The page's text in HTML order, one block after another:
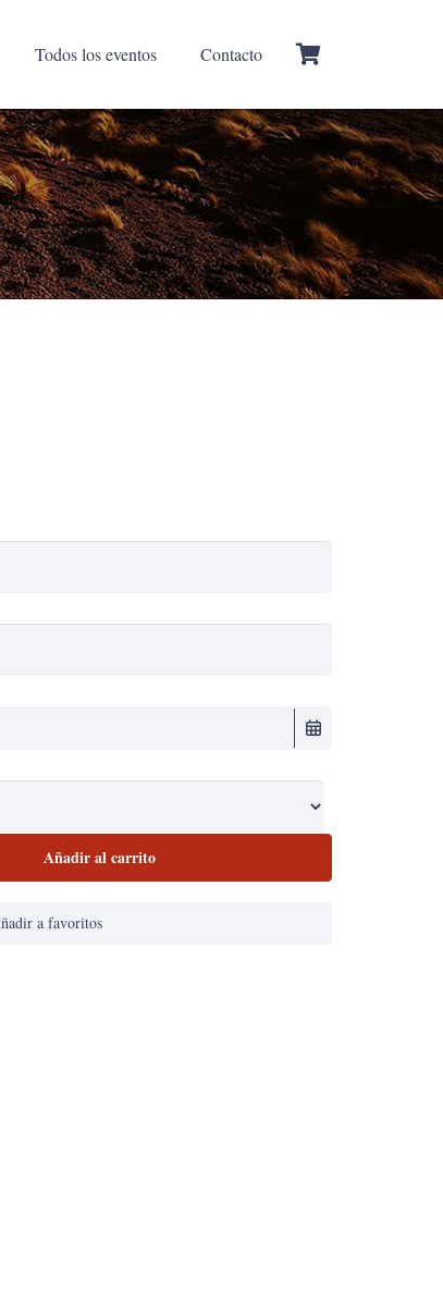
Todos los eventos Contacto
Añadir al carrito
a favoritos